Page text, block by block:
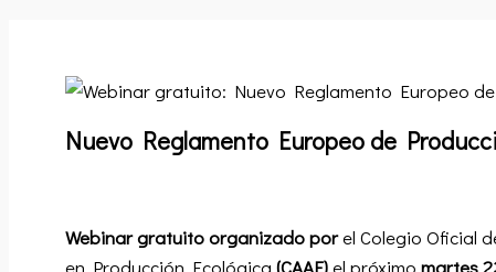
Nuevo Reglamento Europeo de
Webinar gratuitoorganizado porel Colegio Oficial